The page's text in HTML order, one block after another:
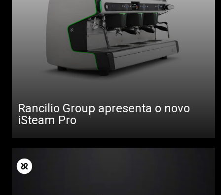
Rancilio Group apresenta o novo
iSteam Pro